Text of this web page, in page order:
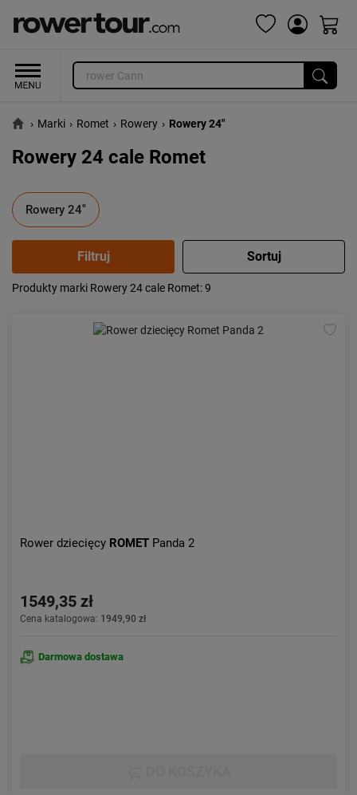
› Marki › Romet › Rowery › Rowery 24"
Rowery 24 cale Romet
Rowery 24"
Popularność:
od najwyższej
Produkty marki Rowery 24 cale Romet: 9
Rower dziecięcy ROMET Panda 2
1549,35 zł
Cena katalogowa: 1949,90 zł
Darmowa dostawa